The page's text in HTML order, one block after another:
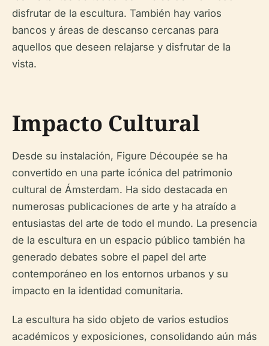
disfrutar de la escultura. También hay varios
bancos y áreas de descanso cercanas para
aquellos que deseen relajarse y disfrutar de la
vista.
Impacto Cultural
Desde su instalación, Figure Découpée se ha
convertido en una parte icónica del patrimonio
cultural de Ámsterdam. Ha sido destacada en
numerosas publicaciones de arte y ha atraído a
entusiastas del arte de todo el mundo. La presencia
de la escultura en un espacio público también ha
generado debates sobre el papel del arte
contemporáneo en los entornos urbanos y su
impacto en la identidad comunitaria.
La escultura ha sido objeto de varios estudios
académicos y exposiciones, consolidando aún más